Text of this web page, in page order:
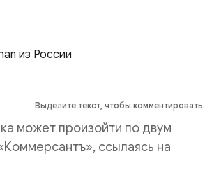
Выделите текст, чтобы комментировать.
может произойти по двум
ссылаясь на